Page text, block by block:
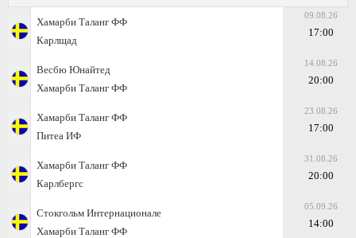
Хамарби Таланг ФФ
Карлщад
09.08.26
17:00
Весбю Юнайтед
Хамарби Таланг ФФ
14.08.26
20:00
Хамарби Таланг ФФ
Питеа ИФ
23.08.26
17:00
Хамарби Таланг ФФ
Карлбергс
31.08.26
20:00
Стокгольм Интернационале
Хамарби Таланг ФФ
05.09.26
14:00